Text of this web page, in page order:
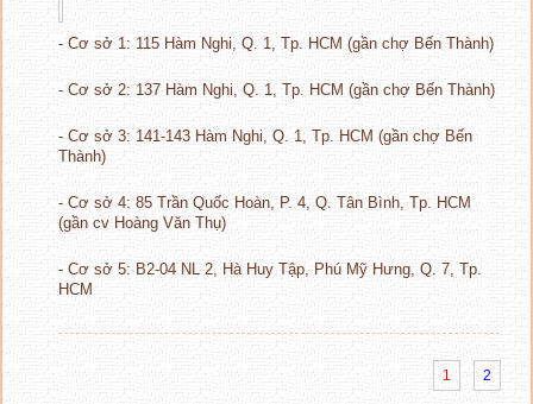
- Cơ sở 1: 115 Hàm Nghi, Q. 1, Tp. HCM (gần chợ Bến Thành)
- Cơ sở 2: 137 Hàm Nghi, Q. 1, Tp. HCM (gần chợ Bến Thành)
- Cơ sở 3: 141-143 Hàm Nghi, Q. 1, Tp. HCM (gần chợ Bến
Thành)
- Cơ sở 4: 85 Trần Quốc Hoàn, P. 4, Q. Tân Bình, Tp. HCM
(gần cv Hoàng Văn Thụ)
- Cơ sở 5: B2-04 NL 2, Hà Huy Tập, Phú Mỹ Hưng, Q. 7, Tp.
HCM
1 2